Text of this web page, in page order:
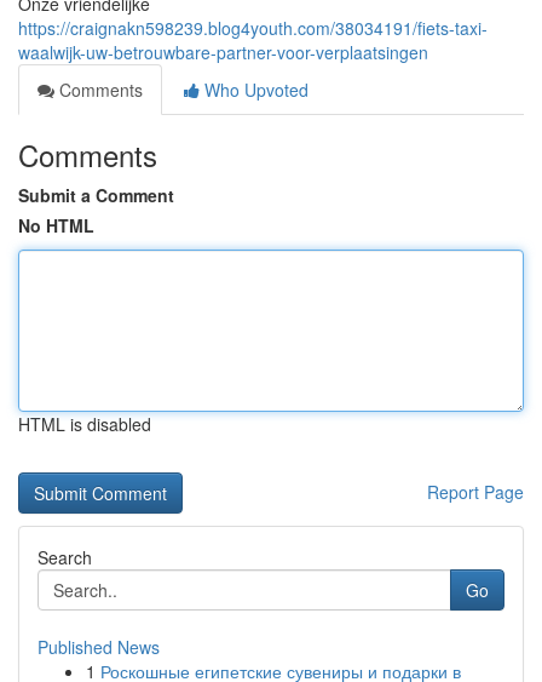
https://craignakn598239.blog4youth.com/38034191/fiets-taxi-
waalwijk-uw-betrouwbare-partner-voor-verplaatsingen
Comments
Who Upvoted
Comments
Submit a Comment
No HTML
HTML is disabled
Report Page
Search
Go
Published News
1 Роскошные египетские сувениры и подарки в